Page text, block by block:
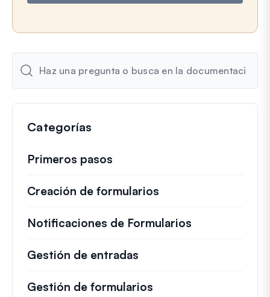
e
o
l
t
Categorías
Primeros pasos
Creación de formularios
Notificaciones de Formularios
Gestión de entradas
Gestión de formularios